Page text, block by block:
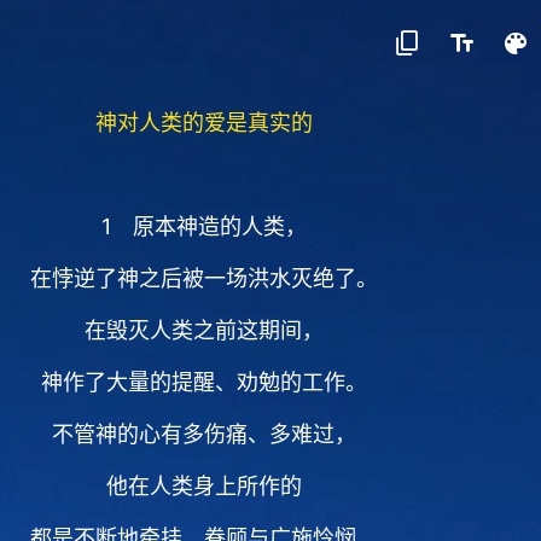
神对人类的爱是真实的
1 原本神造的人类，
在悖逆了神之后被一场洪水灭绝了。
在毁灭人类之前这期间，
神作了大量的提醒、劝勉的工作。
不管神的心有多伤痛、多难过，
他在人类身上所作的